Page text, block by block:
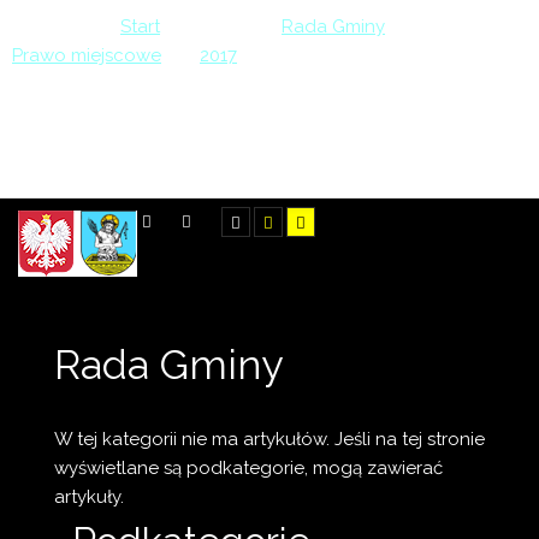
Start Rada Gminy
Prawo miejscowe
2017
Rada Gminy
W tej kategorii nie ma artykułów. Jeśli na tej stronie
wyświetlane są podkategorie, mogą zawierać
artykuły.